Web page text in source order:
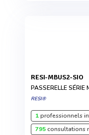
RESI-MBUS2-SIO
PASSERELLE
RESI®
1professionnels
795consultations